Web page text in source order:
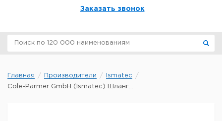
Заказать звонок
Главная Производители
Ismatec
Cole-Parmer GmbH (Ismatec) Шланг...